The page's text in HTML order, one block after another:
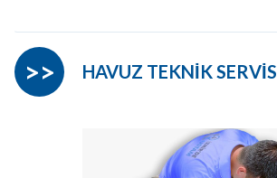
HAVUZ TEKNİK SERVİS
>>